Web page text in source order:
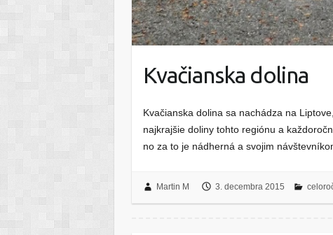
Kvačianska dolina
Kvačianska dolina sa nachádza na
najkrajšie doliny tohto regiónu a
no za to je nádherná a svojim
Martin M 3. decembra 2015